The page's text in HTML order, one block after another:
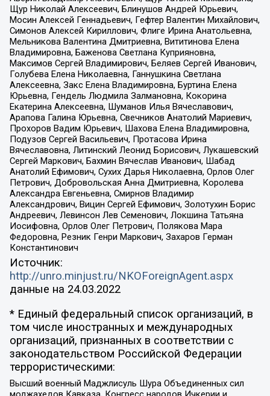
Щур Николай Алексеевич, Блинушов Андрей Юрьевич,
Мосин Алексей Геннадьевич, Гефтер Валентин Михайлович,
Симонов Алексей Кириллович, Флиге Ирина Анатольевна,
Мельникова Валентина Дмитриевна, Вититинова Елена
Владимировна, Баженова Светлана Куприяновна,
Максимов Сергей Владимирович, Беляев Сергей Иванович,
Голубева Елена Николаевна, Ганнушкина Светлана
Алексеевна, Закс Елена Владимировна, Буртина Елена
Юрьевна, Гендель Людмила Залмановна, Кокорина
Екатерина Алексеевна, Шуманов Илья Вячеславович,
Арапова Галина Юрьевна, Свечников Анатолий Мариевич,
Прохоров Вадим Юрьевич, Шахова Елена Владимировна,
Подузов Сергей Васильевич, Протасова Ирина
Вячеславовна, Литинский Леонид Борисович, Лукашевский
Сергей Маркович, Бахмин Вячеслав Иванович, Шабад
Анатолий Ефимович, Сухих Дарья Николаевна, Орлов Олег
Петрович, Добровольская Анна Дмитриевна, Королева
Александра Евгеньевна, Смирнов Владимир
Александрович, Вицин Сергей Ефимович, Золотухин Борис
Андреевич, Левинсон Лев Семенович, Локшина Татьяна
Иосифовна, Орлов Олег Петрович, Полякова Мара
Федоровна, Резник Генри Маркович, Захаров Герман
Константинович
Источник:
http://unro.minjust.ru/NKOForeignAgent.aspx
данные на 24.03.2022
* Единый федеральный список организаций, в
том числе иностранных и международных
организаций, признанных в соответствии с
законодательством Российской Федерации
террористическими:
Высший военный Маджлисуль Шура Объединенных сил